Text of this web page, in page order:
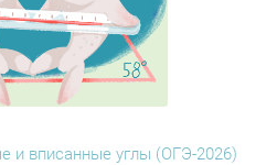
и вписанные углы (ОГЭ-2026)